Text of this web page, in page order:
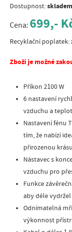
Dostupnost:skladem
Cena: 699,-
Recyklační poplatek:
Zboží je možné
Příkon 2100 W
6 nastavení
vzduchu a
Nastavení fénu
tím, že nabízí
přirozenou krásu
Nástavec s
vzduchu pro
Funkce
aby déle
Odnímatelná
výkonnost